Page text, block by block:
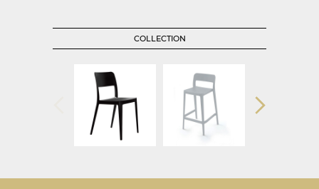
COLLECTION